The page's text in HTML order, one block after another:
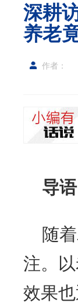
深耕
养老
作者：
导语
随
注。
效果